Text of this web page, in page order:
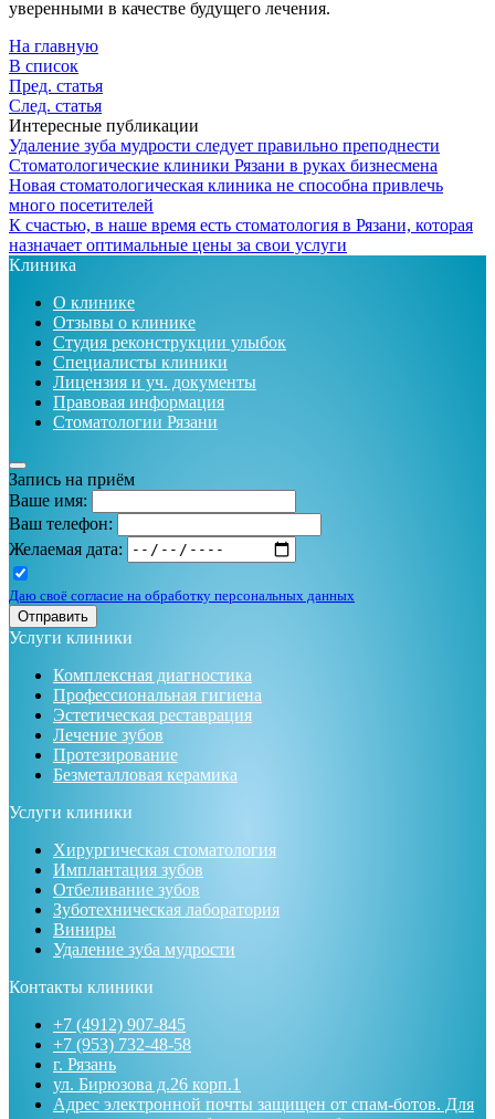
уверенными в качестве будущего лечения.
На главную
В список
Пред. статья
След. статья
Интересные публикации
Удаление зуба мудрости следует правильно преподнести
Стоматологические клиники Рязани в руках бизнесмена
Новая стоматологическая клиника не способна привлечь
много посетителей
К счастью, в наше время есть стоматология в Рязани, которая
назначает оптимальные цены за свои услуги
Клиника
О клинике
Отзывы о клинике
Студия реконструкции улыбок
Специалисты клиники
Лицензия и уч. документы
Правовая информация
Стоматологии Рязани
Запись на приём
Ваше имя:
Ваш телефон:
Желаемая дата:
Даю своё согласие на обработку персональных данных
Отправить
Услуги клиники
Комплексная диагностика
Профессиональная гигиена
Эстетическая реставрация
Лечение зубов
Протезирование
Безметалловая керамика
Услуги клиники
Хирургическая стоматология
Имплантация зубов
Отбеливание зубов
Зуботехническая лаборатория
Виниры
Удаление зуба мудрости
Контакты клиники
+7 (4912) 907-845
+7 (953) 732-48-58
г. Рязань
ул. Бирюзова д.26 корп.1
Адрес электронной почты защищен от спам-ботов. Для